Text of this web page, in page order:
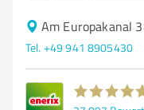
Am Europakanal
Tel. +49 941 8905430